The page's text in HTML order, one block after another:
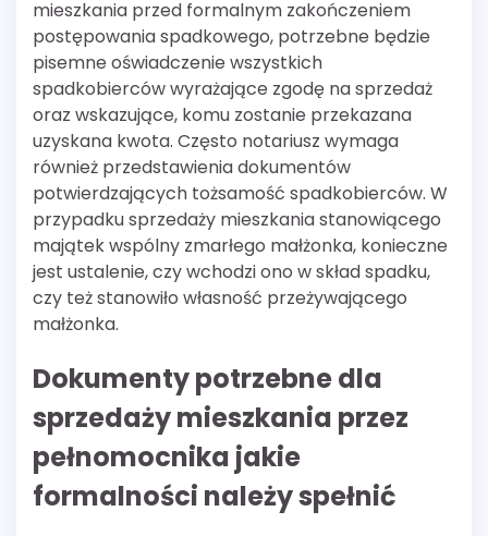
mieszkania przed formalnym zakończeniem
postępowania spadkowego, potrzebne będzie
pisemne oświadczenie wszystkich
spadkobierców wyrażające zgodę na sprzedaż
oraz wskazujące, komu zostanie przekazana
uzyskana kwota. Często notariusz wymaga
również przedstawienia dokumentów
potwierdzających tożsamość spadkobierców. W
przypadku sprzedaży mieszkania stanowiącego
majątek wspólny zmarłego małżonka, konieczne
jest ustalenie, czy wchodzi ono w skład spadku,
czy też stanowiło własność przeżywającego
małżonka.
Dokumenty potrzebne dla
sprzedaży mieszkania przez
pełnomocnika jakie
formalności należy spełnić